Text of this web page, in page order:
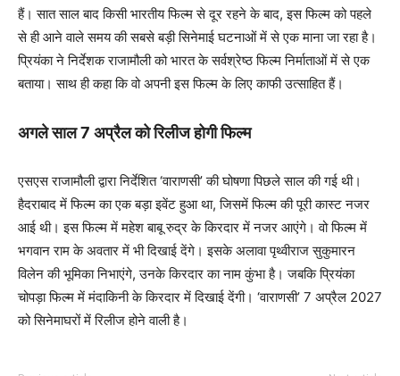
हैं। सात साल बाद किसी भारतीय फिल्म से दूर रहने के बाद, इस फिल्म को पहले
से ही आने वाले समय की सबसे बड़ी सिनेमाई घटनाओं में से एक माना जा रहा है।
प्रियंका ने निर्देशक राजामौली को भारत के सर्वश्रेष्ठ फिल्म निर्माताओं में से एक
बताया। साथ ही कहा कि वो अपनी इस फिल्म के लिए काफी उत्साहित हैं।
अगले साल 7 अप्रैल को रिलीज होगी फिल्म
एसएस राजामौली द्वारा निर्देशित ‘वाराणसी’ की घोषणा पिछले साल की गई थी।
हैदराबाद में फिल्म का एक बड़ा इवेंट हुआ था, जिसमें फिल्म की पूरी कास्ट नजर
आई थी। इस फिल्म में महेश बाबू रुद्र के किरदार में नजर आएंगे। वो फिल्म में
भगवान राम के अवतार में भी दिखाई देंगे। इसके अलावा पृथ्वीराज सुकुमारन
विलेन की भूमिका निभाएंगे, उनके किरदार का नाम कुंभा है। जबकि प्रियंका
चोपड़ा फिल्म में मंदाकिनी के किरदार में दिखाई देंगी। ‘वाराणसी’ 7 अप्रैल 2027
को सिनेमाघरों में रिलीज होने वाली है।